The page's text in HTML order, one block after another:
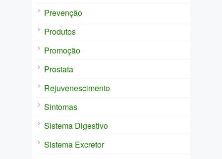
Prevenção
Produtos
Promoção
Prostata
Rejuvenescimento
Sintomas
Sistema Digestivo
Sistema Excretor